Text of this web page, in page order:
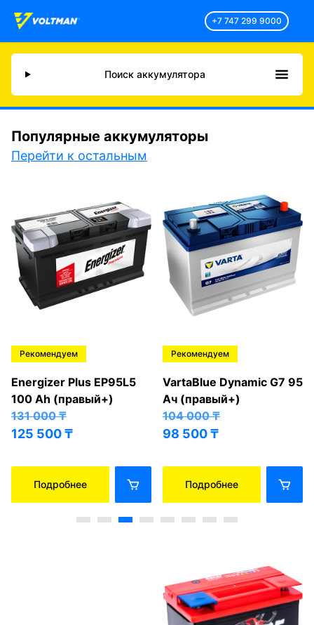
+7 747 299 9000
Поиск аккумулятора
Популярные аккумуляторы
Перейти к остальным
Рекомендуем
Energizer Plus EP95L5
100 Ah (правый+)
131 000₸
125 500₸
Подробнее
Рекомендуем
VartaBlue Dynamic G7 95
Ач (правый+)
104 000₸
98 500₸
Подробнее